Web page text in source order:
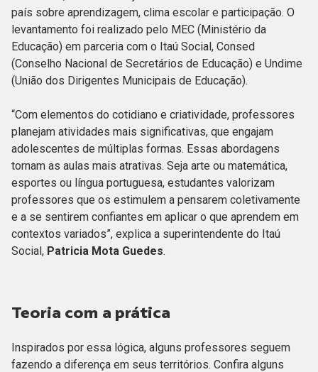
país sobre aprendizagem, clima escolar e participação. O
levantamento foi realizado pelo MEC (Ministério da
Educação) em parceria com o Itaú Social, Consed
(Conselho Nacional de Secretários de Educação) e Undime
(União dos Dirigentes Municipais de Educação).
“Com elementos do cotidiano e criatividade, professores
planejam atividades mais significativas, que engajam
adolescentes de múltiplas formas. Essas abordagens
tornam as aulas mais atrativas. Seja arte ou matemática,
esportes ou língua portuguesa, estudantes valorizam
professores que os estimulem a pensarem coletivamente
e a se sentirem confiantes em aplicar o que aprendem em
contextos variados”, explica a superintendente do Itaú
Social, Patricia Mota Guedes.
Teoria com a prática
Inspirados por essa lógica, alguns professores seguem
fazendo a diferença em seus territórios. Confira alguns